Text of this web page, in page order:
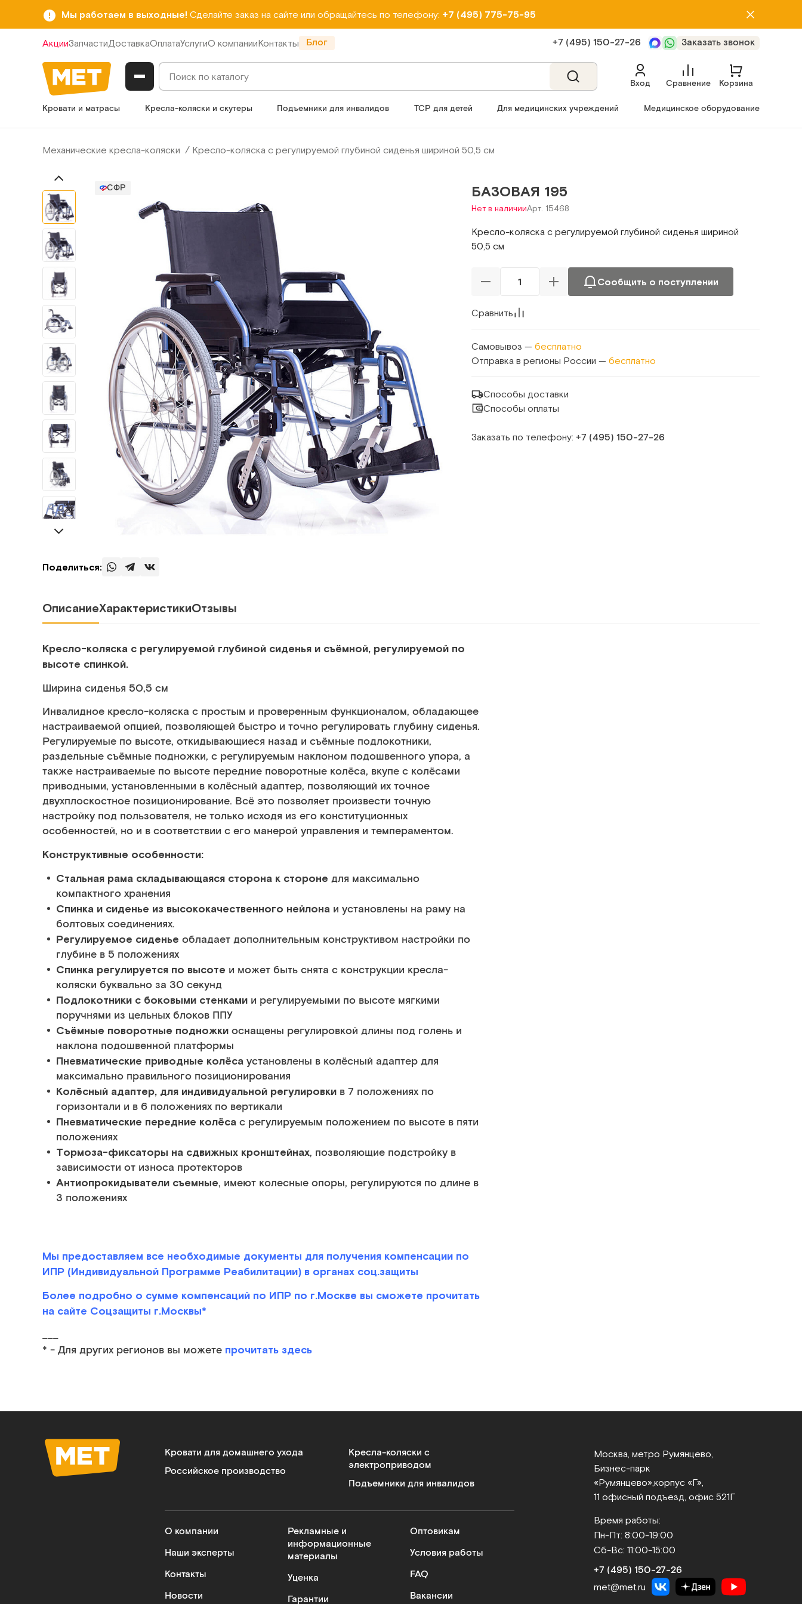
Мы работаем в выходные! Сделайте заказ на сайте или обращайтесь по телефону: +7 (495) 775-75-95
АкцииЗапчастиДоставкаОплатаУслугиО компанииКонтакты Блог +7 (495) 150‑27‑26 Заказать звонок
Вход Сравнение Корзина
Кровати и матрасы Кресла-коляски и скутеры Подъемники для инвалидов ТСР для детей Для медицинских учреждений Медицинское оборудование
Механические кресла-коляски Кресло-коляска с регулируемой глубиной сиденья шириной 50,5 см
СФР
Поделиться:
БАЗОВАЯ 195
Нет в наличииАрт. 15468
Кресло-коляска с регулируемой глубиной сиденья шириной
50,5 см
Сообщить о поступлении
Сравнить
Самовывоз — бесплатно
Отправка в регионы России — бесплатно
Способы доставки
Способы оплаты
Заказать по телефону: +7 (495) 150‑27‑26
ОписаниеХарактеристикиОтзывы
Кресло-коляска с регулируемой глубиной сиденья и съёмной, регулируемой по
высоте спинкой.
Ширина сиденья 50,5 см
Инвалидное кресло-коляска с простым и проверенным функционалом, обладающее
настраиваемой опцией, позволяющей быстро и точно регулировать глубину сиденья.
Регулируемые по высоте, откидывающиеся назад и съёмные подлокотники,
раздельные съёмные подножки, с регулируемым наклоном подошвенного упора, а
также настраиваемые по высоте передние поворотные колёса, вкупе с колёсами
приводными, установленными в колёсный адаптер, позволяющий их точное
двухплоскостное позиционирование. Всё это позволяет произвести точную
настройку под пользователя, не только исходя из его конституционных
особенностей, но и в соответствии с его манерой управления и темпераментом.
Конструктивные особенности:
Стальная рама складывающаяся сторона к стороне для максимально
компактного хранения
Спинка и сиденье из высококачественного нейлона и установлены на раму на
болтовых соединениях.
Регулируемое сиденье обладает дополнительным конструктивом настройки по
глубине в 5 положениях
Спинка регулируется по высоте и может быть снята с конструкции кресла-
коляски буквально за 30 секунд
Подлокотники с боковыми стенками и регулируемыми по высоте мягкими
поручнями из цельных блоков ППУ
Съёмные поворотные подножки оснащены регулировкой длины под голень и
наклона подошвенной платформы
Пневматические приводные колёса установлены в колёсный адаптер для
максимально правильного позиционирования
Колёсный адаптер, для индивидуальной регулировки в 7 положениях по
горизонтали и в 6 положениях по вертикали
Пневматические передние колёса с регулируемым положением по высоте в пяти
положениях
Тормоза-фиксаторы на сдвижных кронштейнах, позволяющие подстройку в
зависимости от износа протекторов
Антиопрокидыватели съемные, имеют колесные опоры, регулируются по длине в
3 положениях
Мы предоставляем все необходимые документы для получения компенсации по
ИПР (Индивидуальной Программе Реабилитации) в органах соц.защиты
Более подробно о сумме компенсаций по ИПР по г.Москве вы сможете прочитать
на сайте Соцзащиты г.Москвы*
___
* - Для других регионов вы можете прочитать здесь
Кровати для домашнего ухода
Российское производство
Кресла-коляски с
электроприводом
Подъемники для инвалидов
О компании
Наши эксперты
Контакты
Новости
Рекламные и
информационные
материалы
Уценка
Гарантии
Оптовикам
Условия работы
FAQ
Вакансии
Москва, метро Румянцево,
Бизнес‑парк
«Румянцево», корпус «Г»,
11 офисный подъезд, офис 521Г
Время работы:
Пн-Пт: 8:00-19:00
Сб-Вс: 11:00-15:00
+7 (495) 150‑27‑26
met@met.ru